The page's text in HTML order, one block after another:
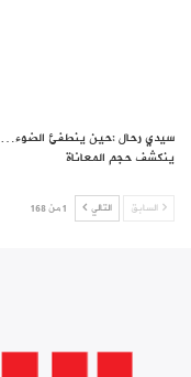
سيدي رحال :حين ينطفئ الضوء…
ينكشف حجم المعاناة
السابق التالي 1 من 168